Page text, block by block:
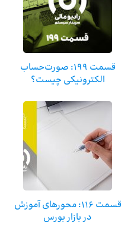
قسمت ۱۹۹: صورت‌حساب
الکترونیکی چیست؟
قسمت 116: محورهای آموزش
در بازار بورس